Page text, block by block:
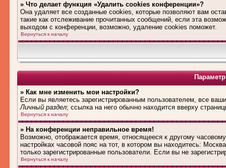
» Что делает функция «Удалить cookies конференции»?
Она удаляет все созданные cookies, которые позволяют вам
такие как отслеживание прочитанных сообщений, если эта
выходом с конференции, возможно, удаление cookies поможет.
Вернуться к началу
» Как мне изменить мои настройки?
Если вы являетесь зарегистрированным пользователем, все
Личный раздел; ссылка на него обычно находится вверху
Вернуться к началу
» На конференции неправильное время!
Возможно, отображается время, относящееся к другому
настройках часовой пояс на тот, в котором вы находитесь:
только зарегистрированные пользователи. Если вы не
Вернуться к началу